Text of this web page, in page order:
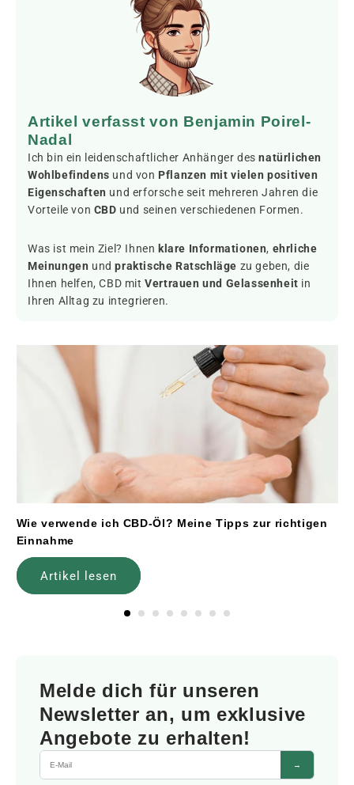
Artikel verfasst von Benjamin Poirel-
Nadal
Ich bin ein leidenschaftlicher Anhänger desnatürlichen
Wohlbefindens und von Pflanzen mit vielen positiven
Eigenschaften und erforsche seit mehreren Jahren die
Vorteile von CBD und seinen verschiedenen Formen.
Was ist mein Ziel? Ihnen klare Informationen, ehrliche
Meinungen undpraktische Ratschläge zu geben, die
Ihnen helfen, CBD mitVertrauen und Gelassenheit in
Ihren Alltag zu integrieren.
Wie verwende ich CBD-Öl? Meine Tipps zur richtigen
Einnahme
Artikel lesen
Melde dich für unseren
Newsletter an, um exklusive
Angebote zu erhalten!
→